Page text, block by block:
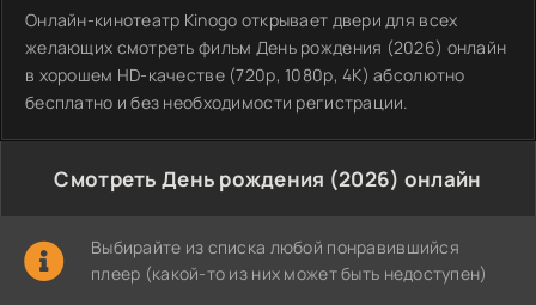
Онлайн-кинотеатр Kinogo открывает двери для всех
желающих смотреть фильм День рождения (2026) онлайн
в хорошем HD-качестве (720p, 1080p, 4K) абсолютно
бесплатно и без необходимости регистрации.
Смотреть День рождения (2026) онлайн
Выбирайте из списка любой понравившийся
плеер (какой-то из них может быть недоступен)